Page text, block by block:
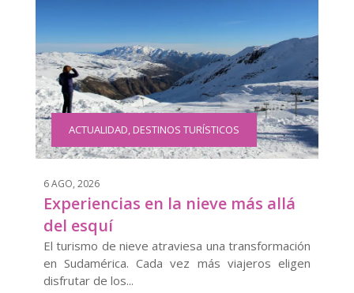
ACTUALIDAD,DESTINOS TURÍSTICOS
6 AGO, 2026
Experiencias en la nieve más allá
del esquí
El turismo de nieve atraviesa una transformación
en Sudamérica. Cada vez más viajeros eligen
disfrutar de los...